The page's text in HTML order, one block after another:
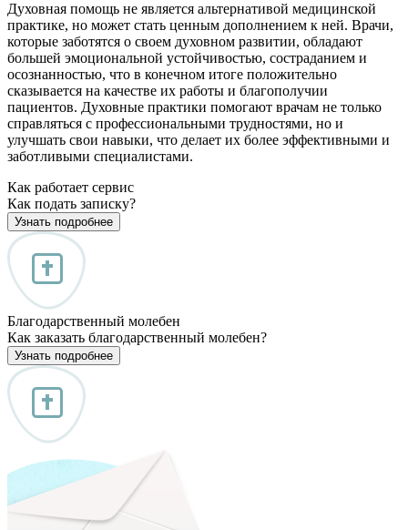
Духовная помощь не является альтернативой медицинской
практике, но может стать ценным дополнением к ней. Врачи,
которые заботятся о своем духовном развитии, обладают
большей эмоциональной устойчивостью, состраданием и
осознанностью, что в конечном итоге положительно
сказывается на качестве их работы и благополучии
пациентов. Духовные практики помогают врачам не только
справляться с профессиональными трудностями, но и
улучшать свои навыки, что делает их более эффективными и
заботливыми специалистами.
Как работает сервис
Как подать записку?
Узнать подробнее
Благодарственный молебен
Как заказать благодарственный молебен?
Узнать подробнее